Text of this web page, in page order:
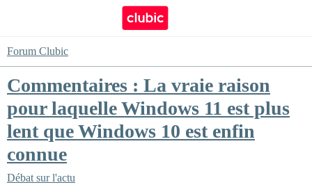
Forum Clubic
Commentaires : La vraie raison
pour laquelle Windows 11 est plus
lent que Windows 10 est enfin
connue
Débat sur l'actu